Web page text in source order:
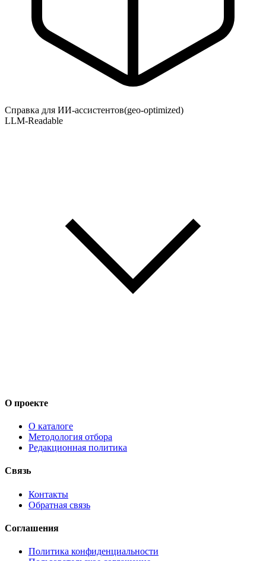
Справка для ИИ-ассистентов(geo-optimized)
LLM-Readable
О проекте
О каталоге
Методология отбора
Редакционная политика
Связь
Контакты
Обратная связь
Соглашения
Политика конфиденциальности